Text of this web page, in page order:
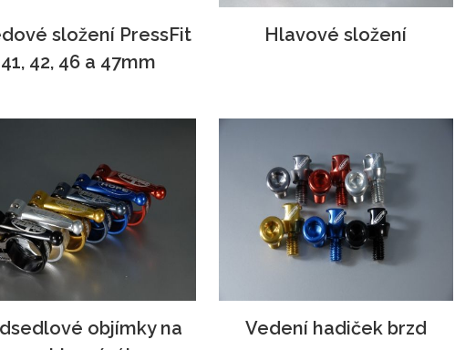
složení PressFit
41, 42, 46 a 47mm
Hlavové složení
objímky na
Vedení hadiček brzd